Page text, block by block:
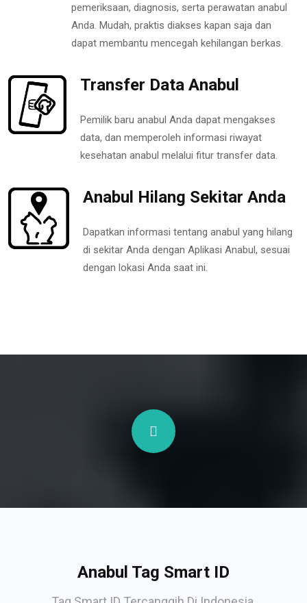
pemeriksaan, diagnosis, serta perawatan anabul
Anda. Mudah, praktis diakses kapan saja dan
dapat membantu mencegah kehilangan berkas.
Transfer Data Anabul
Pemilik baru anabul Anda dapat mengakses
data, dan memperoleh informasi riwayat
kesehatan anabul melalui fitur transfer data.
Anabul Hilang Sekitar Anda
Dapatkan informasi tentang anabul yang hilang
di sekitar Anda dengan Aplikasi Anabul, sesuai
dengan lokasi Anda saat ini.
Anabul Tag Smart ID